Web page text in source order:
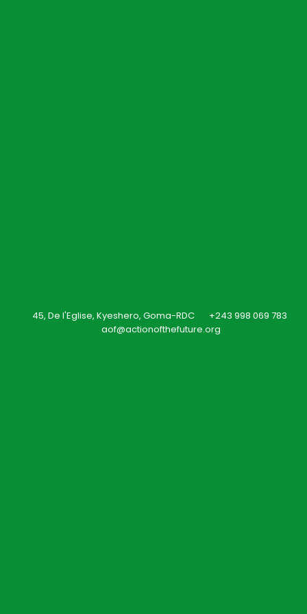
45, De l'Eglise, Kyeshero, Goma-RDC
+243 998 069 783
aof@actionofthefuture.org